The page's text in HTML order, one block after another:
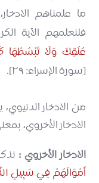
ما علمناهم
فلنعلمهم الآية
عُنُقِكَ وَلَا تَبْسُطْهَا
[سورة الإسراء: ٢٩].
من الادخار
الادخار الأخروي،
الادخار الأخروي :
أَمْوَالَهُمْ فِي سَبِيلِ